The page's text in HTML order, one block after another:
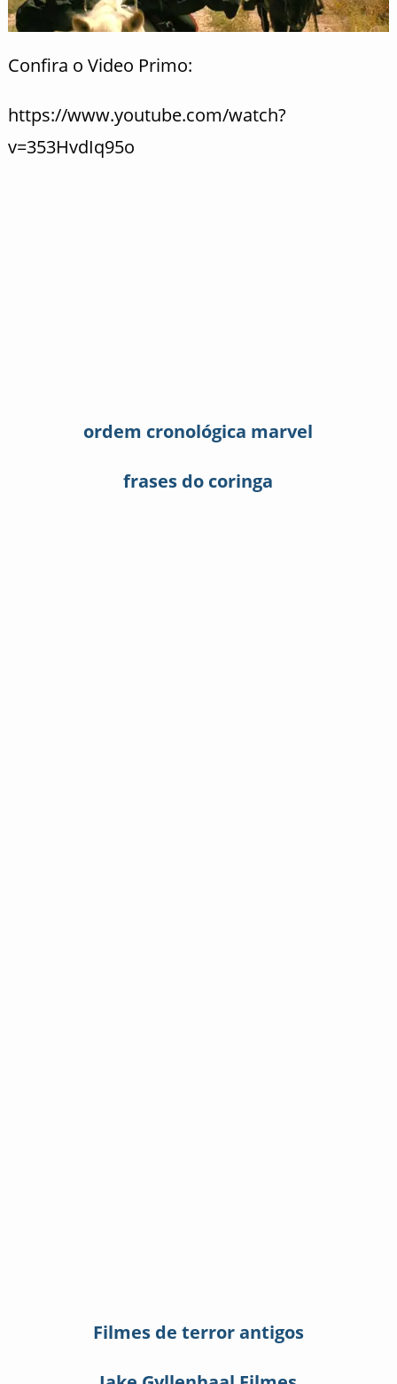
Confira o Video Primo:
https://www.youtube.com/watch?
v=353HvdIq95o
ordem cronológica marvel
frases do coringa
Filmes de terror antigos